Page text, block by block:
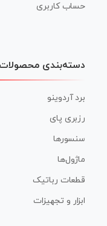
حساب کاربری
دسته‌بندی محصولات
برد آردوینو
رزبری پای
سنسورها
ماژول‌ها
قطعات رباتیک
ابزار و تجهیزات